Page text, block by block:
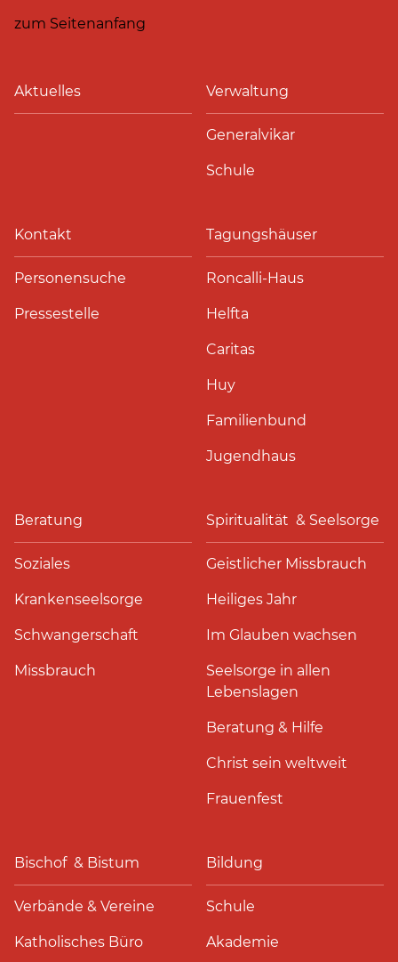
zum Seitenanfang
Aktuelles Verwaltung
Generalvikar
Schule
Kontakt
Personensuche
Pressestelle
Tagungshäuser
Roncalli-Haus
Helfta
Caritas
Huy
Familienbund
Jugendhaus
Beratung
Soziales
Krankenseelsorge
Schwangerschaft
Missbrauch
Spiritualität & Seelsorge
Geistlicher Missbrauch
Heiliges Jahr
Im Glauben wachsen
Seelsorge in allen
Lebenslagen
Beratung & Hilfe
Christ sein weltweit
Frauenfest
Bischof & Bistum
Verbände & Vereine
Katholisches Büro
Bildung
Schule
Akademie